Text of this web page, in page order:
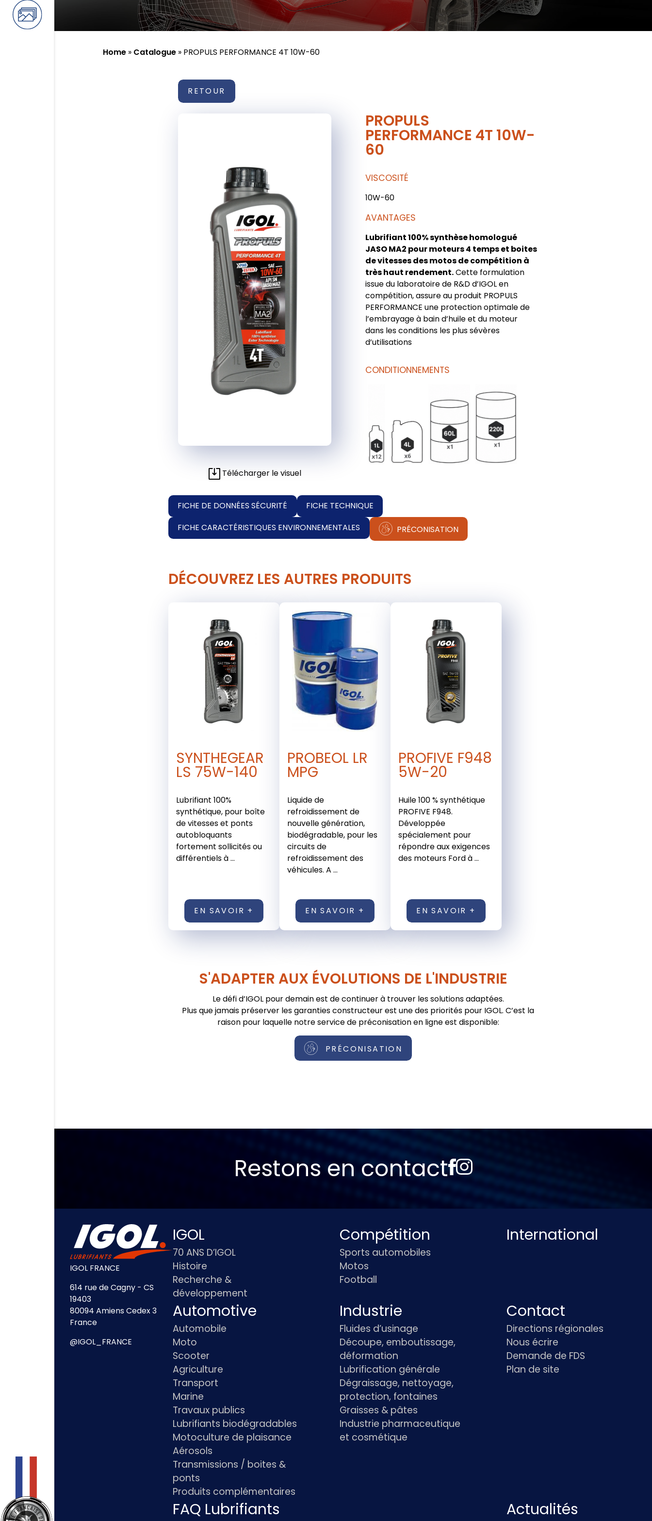
Home » Catalogue » PROPULS PERFORMANCE 4T 10W-60
RETOUR
Télécharger le visuel
PROPULS
PERFORMANCE 4T 10W-
60
VISCOSITÉ
10W-60
AVANTAGES
Lubrifiant 100% synthèse homologué
JASO MA2 pour moteurs 4 temps et boites
de vitesses des motos de compétition à
très haut rendement.Cette formulation
issue du laboratoire de R&D d’IGOL en
compétition, assure au produit PROPULS
PERFORMANCE une protection optimale de
l’embrayage à bain d’huile et du moteur
dans les conditions les plus sévères
d’utilisations
CONDITIONNEMENTS
FICHE DE DONNÉES SÉCURITÉ
FICHE TECHNIQUE
FICHE CARACTÉRISTIQUES ENVIRONNEMENTALES
PRÉCONISATION
DÉCOUVREZ LES AUTRES PRODUITS
SYNTHEGEAR
LS 75W-140
Lubrifiant 100%
synthétique, pour boîte
de vitesses et ponts
autobloquants
fortement sollicités ou
différentiels à ...
EN SAVOIR +
PROBEOL LR
MPG
Liquide de
refroidissement de
nouvelle génération,
biodégradable, pour les
circuits de
refroidissement des
véhicules. A ...
EN SAVOIR +
PROFIVE F948
5W-20
Huile 100 % synthétique
PROFIVE F948.
Développée
spécialement pour
répondre aux exigences
des moteurs Ford à ...
EN SAVOIR +
S'ADAPTER AUX ÉVOLUTIONS DE L'INDUSTRIE
Le défi d’IGOL pour demain est de continuer à trouver les solutions adaptées.
Plus que jamais préserver les garanties constructeur est une des priorités pour IGOL. C’est la
raison pour laquelle notre service de préconisation en ligne est disponible:
PRÉCONISATION
Restons en contact
IGOL FRANCE
614 rue de Cagny - CS
19403
80094 Amiens Cedex 3
France
@IGOL_FRANCE
IGOL
70 ANS D’IGOL
Histoire
Recherche &
développement
Compétition
Sports automobiles
Motos
Football
International
Automotive
Automobile
Moto
Scooter
Agriculture
Transport
Marine
Travaux publics
Lubrifiants biodégradables
Motoculture de plaisance
Aérosols
Transmissions / boites &
ponts
Produits complémentaires
Industrie
Fluides d’usinage
Découpe, emboutissage,
déformation
Lubrification générale
Dégraissage, nettoyage,
protection, fontaines
Graisses & pâtes
Industrie pharmaceutique
et cosmétique
Contact
Directions régionales
Nous écrire
Demande de FDS
Plan de site
FAQ Lubrifiants Actualités